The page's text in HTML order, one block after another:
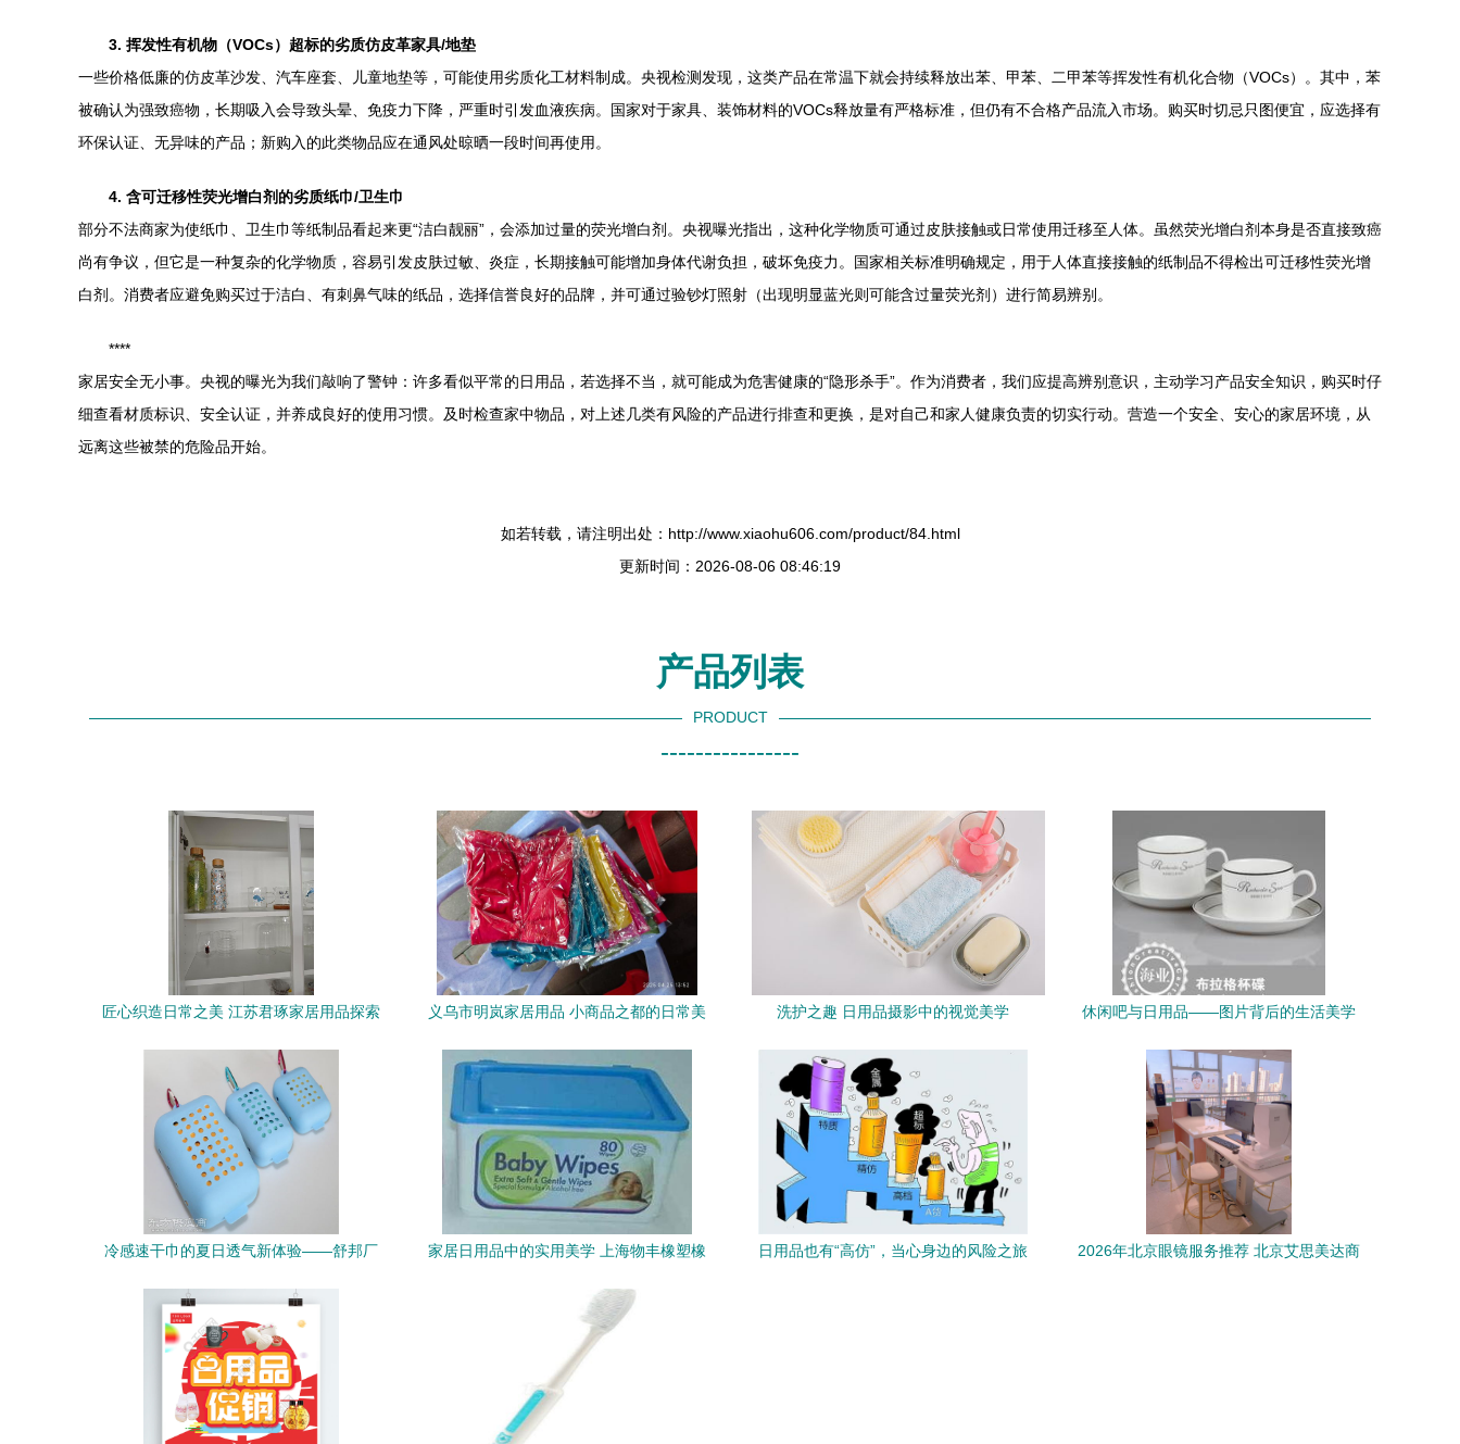
3. 挥发性有机物（VOCs）超标的劣质仿皮革家具/地垫
一些价格低廉的仿皮革沙发、汽车座套、儿童地垫等，可能使用劣质化工材料制成。央视检测发现，这类产品在常温下就会持续释放出苯、甲苯、二甲苯等挥发性有机化合物（VOCs）。其中，苯
被确认为强致癌物，长期吸入会导致头晕、免疫力下降，严重时引发血液疾病。国家对于家具、装饰材料的VOCs释放量有严格标准，但仍有不合格产品流入市场。购买时切忌只图便宜，应选择有
环保认证、无异味的产品；新购入的此类物品应在通风处晾晒一段时间再使用。
4. 含可迁移性荧光增白剂的劣质纸巾/卫生巾
部分不法商家为使纸巾、卫生巾等纸制品看起来更“洁白靓丽”，会添加过量的荧光增白剂。央视曝光指出，这种化学物质可通过皮肤接触或日常使用迁移至人体。虽然荧光增白剂本身是否直接致癌
尚有争议，但它是一种复杂的化学物质，容易引发皮肤过敏、炎症，长期接触可能增加身体代谢负担，破坏免疫力。国家相关标准明确规定，用于人体直接接触的纸制品不得检出可迁移性荧光增
白剂。消费者应避免购买过于洁白、有刺鼻气味的纸品，选择信誉良好的品牌，并可通过验钞灯照射（出现明显蓝光则可能含过量荧光剂）进行简易辨别。
****
家居安全无小事。央视的曝光为我们敲响了警钟：许多看似平常的日用品，若选择不当，就可能成为危害健康的“隐形杀手”。作为消费者，我们应提高辨别意识，主动学习产品安全知识，购买时仔
细查看材质标识、安全认证，并养成良好的使用习惯。及时检查家中物品，对上述几类有风险的产品进行排查和更换，是对自己和家人健康负责的切实行动。营造一个安全、安心的家居环境，从
远离这些被禁的危险品开始。
如若转载，请注明出处：http://www.xiaohu606.com/product/84.html
更新时间：2026-08-06 08:46:19
产品列表
PRODUCT
----------------
匠心织造日常之美 江苏君琢家居用品探索
义乌市明岚家居用品 小商品之都的日常美
洗护之趣 日用品摄影中的视觉美学 休闲吧与日用品——图片背后的生活美学
冷感速干巾的夏日透气新体验——舒邦厂
家居日用品中的实用美学 上海物丰橡塑橡
日用品也有“高仿”，当心身边的风险之旅
2026年北京眼镜服务推荐 北京艾思美达商